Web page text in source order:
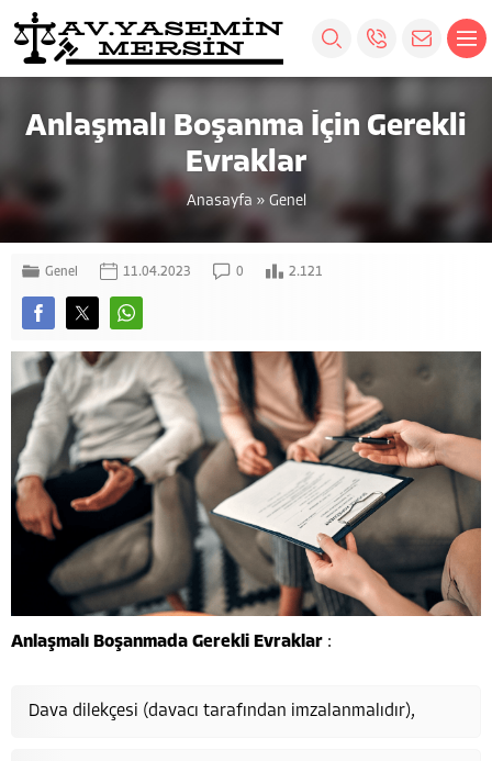
Anlaşmalı Boşanma İçin Gerekli
Evraklar
Anasayfa » Genel
Genel 11.04.2023 0 2.121
Anlaşmalı Boşanmada Gerekli Evraklar :
Dava dilekçesi (davacı tarafından imzalanmalıdır),